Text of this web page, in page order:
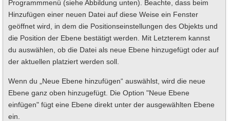
Programmmenü (siehe Abbildung unten). Beachte, dass beim
Hinzufügen einer neuen Datei auf diese Weise ein Fenster
geöffnet wird, in dem die Positionseinstellungen des Objekts und
die Position der Ebene bestätigt werden. Mit Letzterem kannst
du auswählen, ob die Datei als neue Ebene hinzugefügt oder auf
der aktuellen platziert werden soll.
Wenn du „Neue Ebene hinzufügen“ auswählst, wird die neue
Ebene ganz oben hinzugefügt. Die Option "Neue Ebene
einfügen" fügt eine Ebene direkt unter der ausgewählten Ebene
ein.